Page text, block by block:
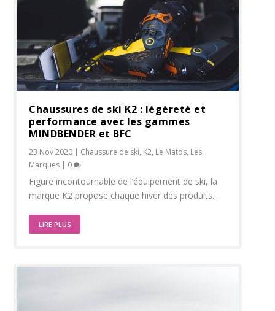
Chaussures de ski K2 : légèreté et
performance avec les gammes
MINDBENDER et BFC
23 Nov 2020 | Chaussure de ski, K2, Le Matos, Les
Marques | 0
Figure incontournable de l’équipement de ski, la
marque K2 propose chaque hiver des produits...
LIRE PLUS